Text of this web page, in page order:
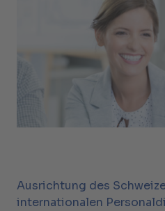
Ausrichtung des
internationalen